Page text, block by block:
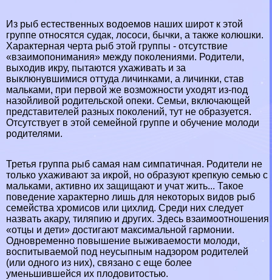
Из рыб естественных водоемов на­ших широт к этой
группе относятся судак, лососи, бычки, а также колюшки.
Хаpaктерная черта рыб этой груп­пы - отсутствие
«взаимопонимания» между поколения­ми. Родители,
выходив икру, пытаются ухаживать и за
выклюнувшимися оттуда личинками, а личинки, став
мальками, при первой же возможности уходят из-под
назойливой родительской опеки. Семьи, включающей
представителей разных поколений, тут не образуется.
Отсутствует в этой семейной группе и обучение молоди
родителями.
Третья группа рыб самая нам симпатичная. Родите­ли не
только ухаживают за икрой, но образуют крепкую семью с
мальками, активно их защищают и учат жить... Такое
поведение хаpaктерно лишь для некоторых видов рыб
семейства хромисов или цихлид. Среди них следует
назвать акару, тиляпию и других. Здесь взаимоотноше­ния
«отцы и дети» достигают максимальной гармонии.
Одновременно повышение выживаемости молоди,
воспи­тываемой под неусыпным надзором родителей
(или од­ного из них), связано с еще более
уменьшившейся их плодовитостью.